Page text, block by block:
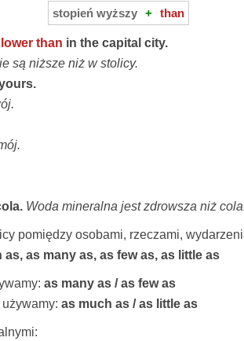
stopień wyższy + than
lower than in the capital city.
są niższe niż w stolicy.
Woda mineralna jest zdrowsza niż
pomiędzy osobami, rzeczami,
as, as many as, as few as, as little as
as many as / as few as
as much as / as little as